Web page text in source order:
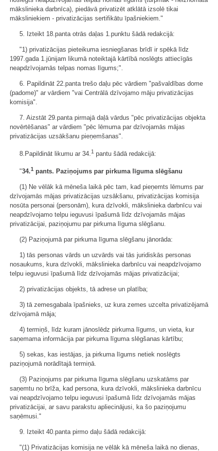
mākslinieka darbnīca), piedāvā privatizēt atklātā izsolē tikai
māksliniekiem - privatizācijas sertifikātu īpašniekiem."
5. Izteikt 18.panta otrās daļas 1.punktu šādā redakcijā:
"1) privatizācijas pieteikuma iesniegšanas brīdī ir spēkā līdz
1997.gada 1.jūnijam likumā noteiktajā kārtībā noslēgts attiecīgās
neapdzīvojamās telpas nomas līgums;".
6. Papildināt 22.panta trešo daļu pēc vārdiem "pašvaldības dome
(padome)" ar vārdiem "vai Centrālā dzīvojamo māju privatizācijas
komisija".
7. Aizstāt 29.panta pirmajā daļā vārdus "pēc privatizācijas objekta
novērtēšanas" ar vārdiem "pēc lēmuma par dzīvojamās mājas
privatizācijas uzsākšanu pieņemšanas".
8.Papildināt likumu ar 34. 1 pantu šādā redakcijā:
"34.1 pants. Paziņojums par pirkuma līguma slēgšanu
(1) Ne vēlāk kā mēneša laikā pēc tam, kad pieņemts lēmums par
dzīvojamās mājas privatizācijas uzsākšanu, privatizācijas komisija
nosūta personai (personām), kura dzīvokli, mākslinieka darbnīcu vai
neapdzīvojamo telpu ieguvusi īpašumā līdz dzīvojamās mājas
privatizācijai, paziņojumu par pirkuma līguma slēgšanu.
(2) Paziņojumā par pirkuma līguma slēgšanu jānorāda:
1) tās personas vārds un uzvārds vai tās juridiskās personas
nosaukums, kura dzīvokli, mākslinieka darbnīcu vai neapdzīvojamo
telpu ieguvusi īpašumā līdz dzīvojamās mājas privatizācijai;
2) privatizācijas objekts, tā adrese un platība;
3) tā zemesgabala īpašnieks, uz kura zemes uzcelta privatizējamā
dzīvojamā māja;
4) termiņš, līdz kuram jānoslēdz pirkuma līgums, un vieta, kur
saņemama informācija par pirkuma līguma slēgšanas kārtību;
5) sekas, kas iestājas, ja pirkuma līgums netiek noslēgts
paziņojumā norādītajā termiņā.
(3) Paziņojums par pirkuma līguma slēgšanu uzskatāms par
saņemtu no brīža, kad persona, kura dzīvokli, mākslinieka darbnīcu
vai neapdzīvojamo telpu ieguvusi īpašumā līdz dzīvojamās mājas
privatizācijai, ar savu parakstu apliecinājusi, ka šo paziņojumu
saņēmusi."
9. Izteikt 40.panta pirmo daļu šādā redakcijā:
"(1) Privatizācijas komisija ne vēlāk kā mēneša laikā no dienas,